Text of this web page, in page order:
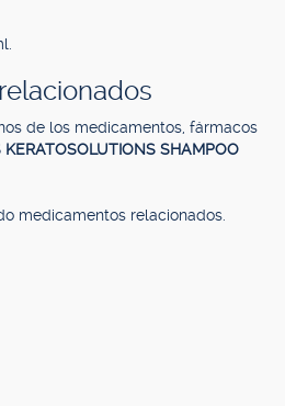
de los medicamentos, fármacos
KERATOSOLUTIONS SHAMPOO
medicamentos relacionados.